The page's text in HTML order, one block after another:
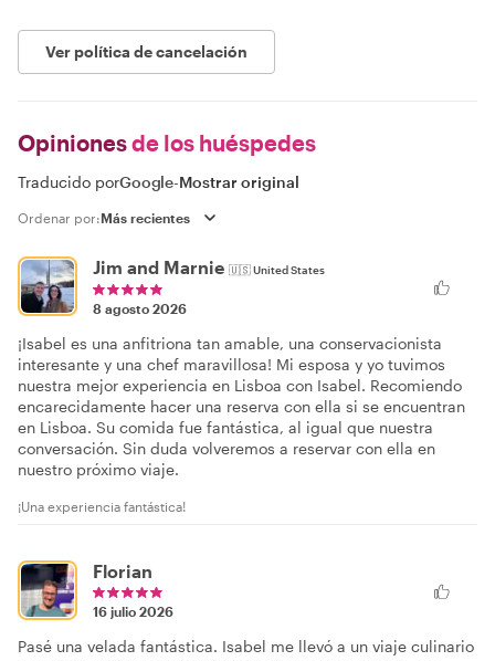
Ver política de cancelación
Opinionesde los huéspedes
Traducido porGoogle-Mostrar original
Ordenar por:
Jim and Marnie 🇺🇸United States
8 agosto 2026
¡Isabel es una anfitriona tan amable, una conservacionista
interesante y una chef maravillosa! Mi esposa y yo tuvimos
nuestra mejor experiencia en Lisboa con Isabel. Recomiendo
encarecidamente hacer una reserva con ella si se encuentran
en Lisboa. Su comida fue fantástica, al igual que nuestra
conversación. Sin duda volveremos a reservar con ella en
nuestro próximo viaje.
¡Una experiencia fantástica!
Florian
16 julio 2026
Pasé una velada fantástica. Isabel me llevó a un viaje culinario